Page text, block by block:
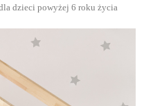
dzieci powyżej 6 roku życia